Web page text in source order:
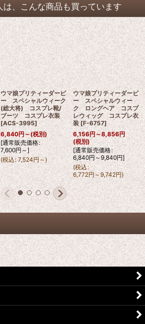
は、こんな商品も買っています
ウマ娘プリティーダービ
ー スペシャルウィーク
(総大将) コスプレ靴/
ブーツ コスプレ衣装
[ACS-3995]
6,840円～(税別)
[通常販売価格:
7,600円～]
(税込: 7,524円～)
ウマ娘プリティーダービ
ー スペシャルウィー
ク ロングヘア コスプ
レウィッグ コスプレ衣
装 [F-6757]
6,156円～8,856円
(税別)
[通常販売価格:
6,840円～9,840円]
(税込:
6,772円～9,742円)